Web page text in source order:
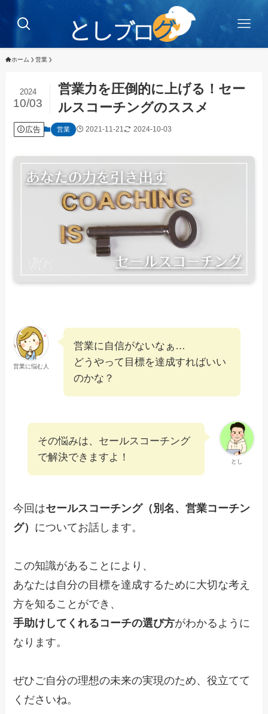
ホーム 営業
営業力を圧倒的に上げる！セー
ルスコーチングのススメ
2024
10/03
広告 営業 2021-11-21 2024-10-03
営業に悩む人
営業に自信がないなぁ…
どうやって目標を達成すればいい
のかな？
とし
その悩みは、セールスコーチング
で解決できますよ！
今回はセールスコーチング（別名、営業コーチン
グ） についてお話します。
この知識があることにより、
あなたは自分の目標を達成するために大切な考え
方を知ることができ、
手助けしてくれるコーチの選び方がわかるように
なります。
ぜひご自分の理想の未来の実現のため、役立てて
くださいね。